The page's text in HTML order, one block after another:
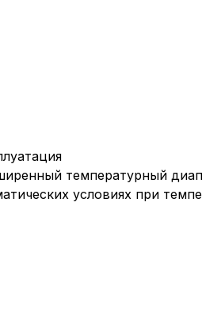
температурный
условиях при